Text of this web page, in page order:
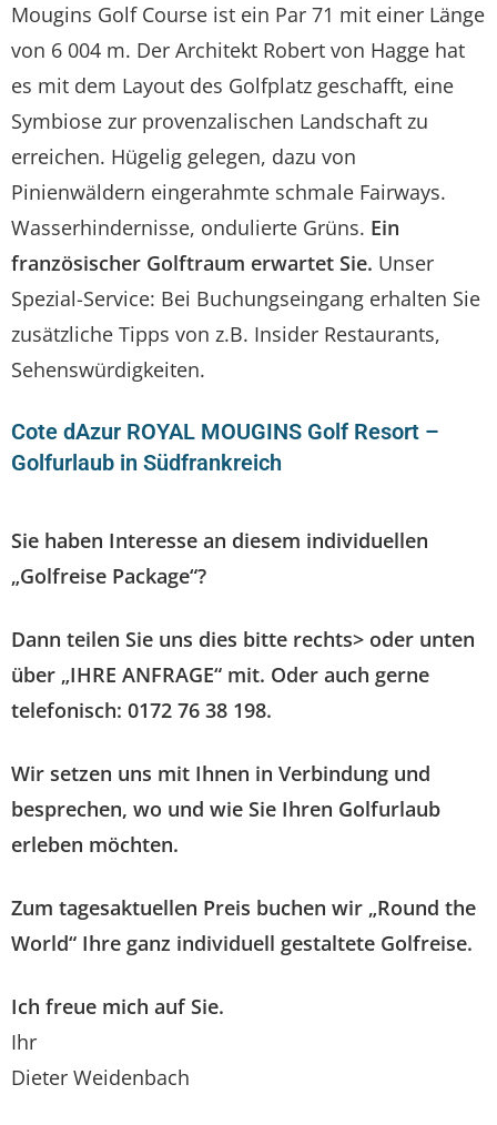
Mougins Golf Course ist ein Par 71 mit einer Länge
von 6 004 m. Der Architekt Robert von Hagge hat
es mit dem Layout des Golfplatz geschafft, eine
Symbiose zur provenzalischen Landschaft zu
erreichen. Hügelig gelegen, dazu von
Pinienwäldern eingerahmte schmale Fairways.
Wasserhindernisse, ondulierte Grüns. Ein
französischer Golftraum erwartet Sie. Unser
Spezial-Service: Bei Buchungseingang erhalten Sie
zusätzliche Tipps von z.B. Insider Restaurants,
Sehenswürdigkeiten.
Cote dAzur ROYAL MOUGINS Golf Resort –
Golfurlaub in Südfrankreich
Sie haben Interesse an diesem individuellen
„Golfreise Package“?
Dann teilen Sie uns dies bitte rechts> oder unten
über „IHRE ANFRAGE“ mit. Oder auch gerne
telefonisch: 0172 76 38 198.
Wir setzen uns mit Ihnen in Verbindung und
besprechen, wo und wie Sie Ihren Golfurlaub
erleben möchten.
Zum tagesaktuellen Preis buchen wir „Round the
World“ Ihre ganz individuell gestaltete Golfreise.
Ich freue mich auf Sie.
Ihr
Dieter Weidenbach